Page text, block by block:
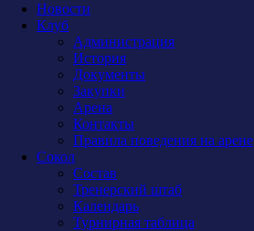
Новости
Клуб
Администрация
История
Документы
Закупки
Арена
Контакты
Правила поведения на арене
Сокол
Состав
Тренерский штаб
Календарь
Турнирная таблица